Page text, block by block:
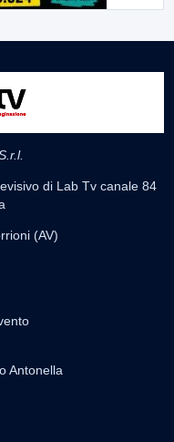
di Lab Tv canale 84
(AV)
Antonella